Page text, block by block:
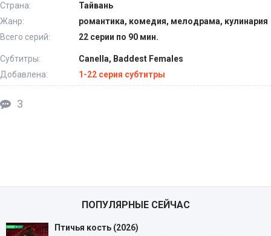
Страна:
Тайвань
Жанр:
романтика, комедия, мелодрама, кулинария
Всего серий:
22 серии по 90 мин.
Субтитры:
Canella, Baddest Females
Добавлена:
1-22 серия субтитры
3
ПОПУЛЯРНЫЕ СЕЙЧАС
Птичья кость (2026)